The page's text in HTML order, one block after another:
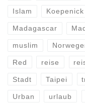
Islam Koepenick
Madagascar
muslim
Red reise
Stadt Taipei
Urban urlaub